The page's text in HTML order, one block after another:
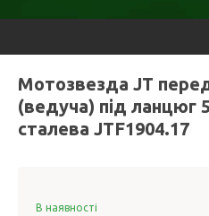
Мотозвезда JT
(ведуча) під ланцюг
сталева JTF1904.17
В наявності